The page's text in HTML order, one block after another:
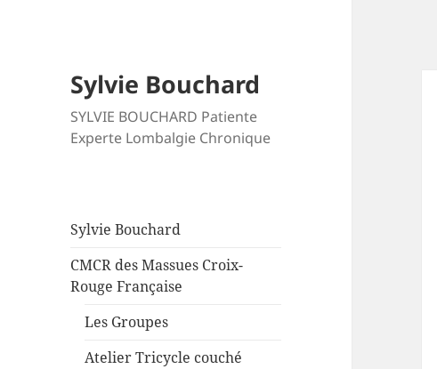
Sylvie Bouchard
SYLVIE BOUCHARD Patiente
Experte Lombalgie Chronique
Sylvie Bouchard
CMCR des Massues Croix-
Rouge Française
Les Groupes
Atelier Tricycle couché